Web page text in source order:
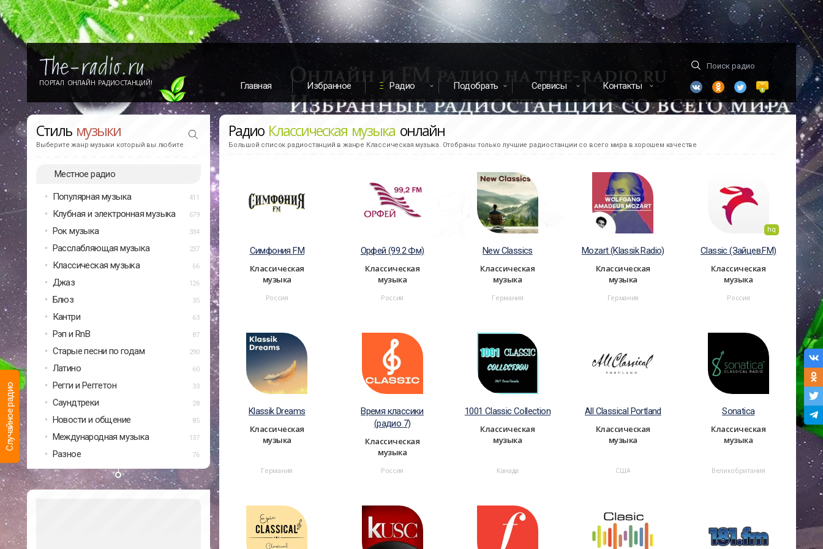
Случайное радио
ПОРТАЛ ОНЛАЙН РАДИОСТАНЦИЙ! Главная Избранное Радио Подобрать Сервисы Контакты
Стиль музыки
Выберите жанр музыки который вы любите
Местное радио
Популярная музыка 411
Клубная и электронная музыка 679
Рок музыка 334
Расслабляющая музыка 237
Классическая музыка 66
Джаз 126
Блюз 35
Кантри 63
Рэп и RnB 87
Старые песни по годам 290
Латино 60
Регги и Реггетон 33
Саундтреки 28
Новости и общение 85
Международная музыка 137
Разное 76
Радио Классическая музыка онлайн
Большой список радиостанций в жанре Классическая музыка. Отобраны только лучшие радиостанции со всего мира в хорошем качестве
Симфония FM
Классическая
музыка
Россия
Орфей (99.2 Фм)
Классическая
музыка
Россия
New Classics
Классическая
музыка
Германия
Mozart (Klassik Radio)
Классическая
музыка
Германия
hq
Classic (Зайцев.FM)
Классическая
музыка
Россия
Klassik Dreams
Классическая
музыка
Германия
Время классики
(радио 7)
Классическая
музыка
Россия
1001 Classic Collection
Классическая
музыка
Канада
All Classical Portland
Классическая
музыка
США
Sonatica
Классическая
музыка
Великобритания